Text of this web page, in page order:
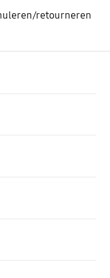
retourneren